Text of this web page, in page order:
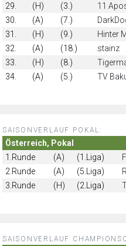
29.
(H) (3.) 11
30.
(A) (7.)
31.
(H) (9.) Hinter
32.
(A) (18.) stainz
33.
(H) (8.)
34.
(A) (5.) TV
SAISONVERLAUF POKAL:
Österreich, Pokal
1.Runde
(A) (1.Liga)
2.Runde
(A) (5.Liga)
3.Runde
(H) (2.Liga)
SAISONVERLAUF